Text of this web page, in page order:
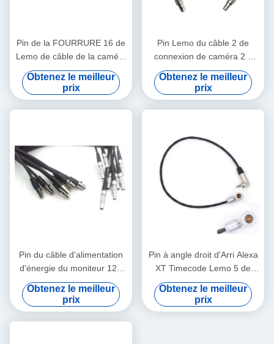
Pin de la FOURRURE 16 de
Lemo de câble de la caméra
EVF d'Arri Alexa au câble de
viseur de Pin de FGG 16
Obtenez le meilleur
prix
Pin Lemo du câble 2 de
connexion de caméra 2 à
Pin Lemo pour un boulon de
Teradek
Obtenez le meilleur
prix
Pin du câble d'alimentation
d'énergie du moniteur 12V
d'Arri 2 Lemo Alexa 4 au fil
de logique de Pin XLR TV
Obtenez le meilleur
prix
Pin à angle droit d'Arri Alexa
XT Timecode Lemo 5 de
câble de connexion de
caméra à Jack 3.5mm
Obtenez le meilleur
prix